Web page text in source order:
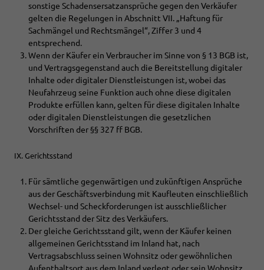
sonstige Schadensersatzansprüche gegen den Verkäufer
gelten die Regelungen in Abschnitt VII. „Haftung für
Sachmängel und Rechtsmängel“, Ziffer 3 und 4
entsprechend.
Wenn der Käufer ein Verbraucher im Sinne von § 13 BGB ist,
und Vertragsgegenstand auch die Bereitstellung digitaler
Inhalte oder digitaler Dienstleistungen ist, wobei das
Neufahrzeug seine Funktion auch ohne diese digitalen
Produkte erfüllen kann, gelten für diese digitalen Inhalte
oder digitalen Dienstleistungen die gesetzlichen
Vorschriften der §§ 327 ff BGB.
IX. Gerichtsstand
Für sämtliche gegenwärtigen und zukünftigen Ansprüche
aus der Geschäftsverbindung mit Kaufleuten einschließlich
Wechsel- und Scheckforderungen ist ausschließlicher
Gerichtsstand der Sitz des Verkäufers.
Der gleiche Gerichtsstand gilt, wenn der Käufer keinen
allgemeinen Gerichtsstand im Inland hat, nach
Vertragsabschluss seinen Wohnsitz oder gewöhnlichen